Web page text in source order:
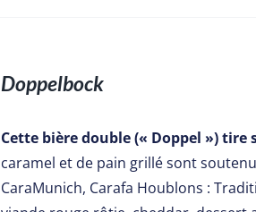
Doppelbock
Cette bière double (« Doppel »)
caramel et de pain grillé sont
CaraMunich, Carafa Houblons :